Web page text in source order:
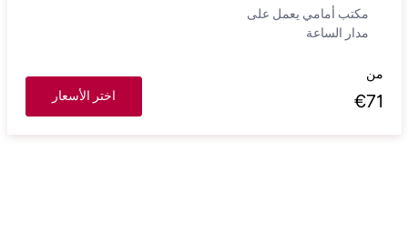
مكتب أمامي يعمل على
مدار الساعة
من
€71 اختر الأسعار